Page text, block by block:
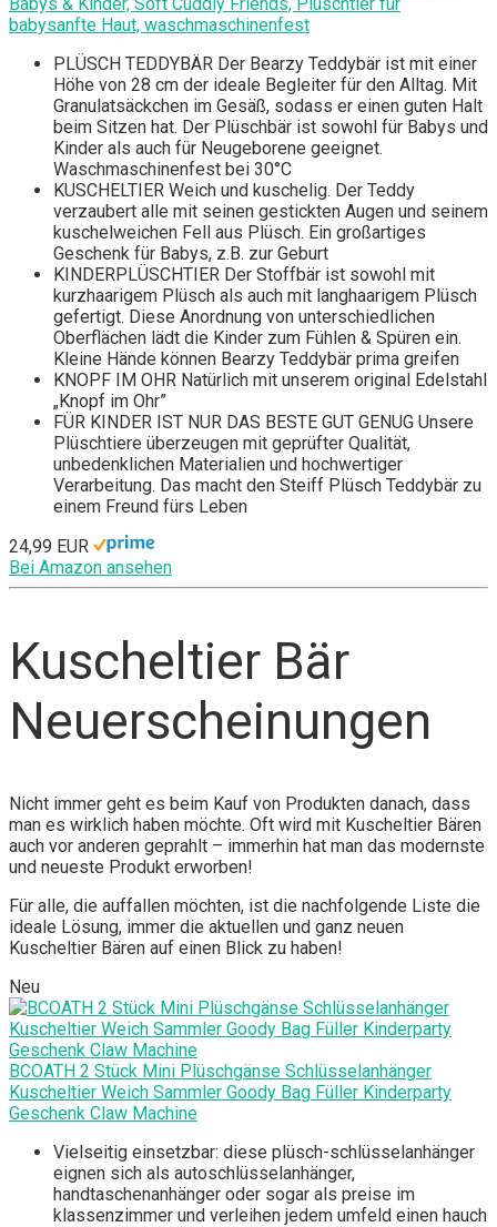
babysanfte Haut, waschmaschinenfest
PLÜSCH TEDDYBÄR Der Bearzy Teddybär ist mit einer
Höhe von 28 cm der ideale Begleiter für den Alltag. Mit
Granulatsäckchen im Gesäß, sodass er einen guten Halt
beim Sitzen hat. Der Plüschbär ist sowohl für Babys und
Kinder als auch für Neugeborene geeignet.
Waschmaschinenfest bei 30°C
KUSCHELTIER Weich und kuschelig. Der Teddy
verzaubert alle mit seinen gestickten Augen und seinem
kuschelweichen Fell aus Plüsch. Ein großartiges
Geschenk für Babys, z.B. zur Geburt
KINDERPLÜSCHTIER Der Stoffbär ist sowohl mit
kurzhaarigem Plüsch als auch mit langhaarigem Plüsch
gefertigt. Diese Anordnung von unterschiedlichen
Oberflächen lädt die Kinder zum Fühlen & Spüren ein.
Kleine Hände können Bearzy Teddybär prima greifen
KNOPF IM OHR Natürlich mit unserem original Edelstahl
„Knopf im Ohr”
FÜR KINDER IST NUR DAS BESTE GUT GENUG Unsere
Plüschtiere überzeugen mit geprüfter Qualität,
unbedenklichen Materialien und hochwertiger
Verarbeitung. Das macht den Steiff Plüsch Teddybär zu
einem Freund fürs Leben
24,99 EUR
Bei Amazon ansehen
Kuscheltier Bär
Neuerscheinungen
Nicht immer geht es beim Kauf von Produkten danach, dass
man es wirklich haben möchte. Oft wird mit Kuscheltier Bären
auch vor anderen geprahlt – immerhin hat man das modernste
und neueste Produkt erworben!
Für alle, die auffallen möchten, ist die nachfolgende Liste die
ideale Lösung, immer die aktuellen und ganz neuen
Kuscheltier Bären auf einen Blick zu haben!
Neu
BCOATH 2 Stück Mini Plüschgänse Schlüsselanhänger
Kuscheltier Weich Sammler Goody Bag Füller Kinderparty
Geschenk Claw Machine
Vielseitig einsetzbar: diese plüsch-schlüsselanhänger
eignen sich als autoschlüsselanhänger,
handtaschenanhänger oder sogar als preise im
klassenzimmer und verleihen jedem umfeld einen hauch